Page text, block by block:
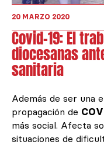
20 MARZO 2020
Covid-19: El
diocesanas
sanitaria
Además de ser una
propagación de
más social. Afecta
situaciones de